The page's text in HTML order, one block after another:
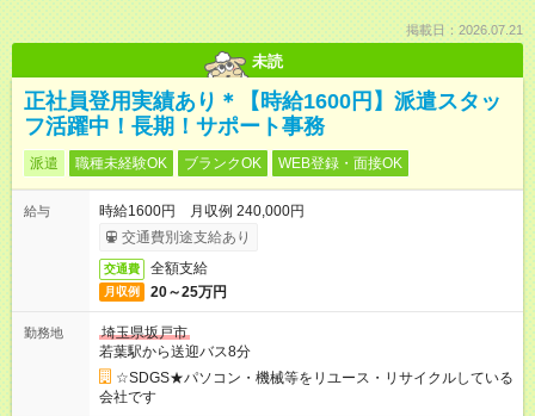
掲載日：2026.07.21
未読
正社員登用実績あり＊【時給1600円】派遣スタッ
フ活躍中！長期！サポート事務
派遣 職種未経験OK ブランクOK WEB登録・面接OK
給与
時給1600円 月収例 240,000円
交通費別途支給あり
交通費 全額支給
月収例 20～25万円
勤務地
埼玉県坂戸市
若葉駅から送迎バス8分
☆SDGS★パソコン・機械等をリユース・リサイクルしている
会社です